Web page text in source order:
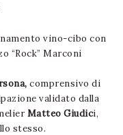
vino-cibo con
“Rock” Marconi
comprensivo di
validato dalla
Matteo Giudici,
stesso.